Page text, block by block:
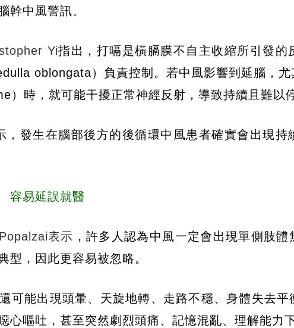
幹中風警訊。
Yi指出，打嗝是橫膈膜不自主收縮所引發的
oblongata）負責控制。若中風影響到延腦，
）時，就可能干擾正常神經反射，導致持續且難以
，發生在腦部後方的後循環中風患者確實會出現持
容易延誤就醫
表示 ，許多人認為中風一定會出現單側肢
型，因此更容易被忽略。
可能出現頭暈、天旋地轉、走路不穩、身體失去
心嘔吐，甚至突然劇烈頭痛、記憶混亂、理解能力